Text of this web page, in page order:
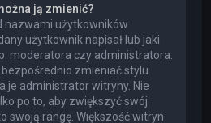
ją zmienić?
nazwami użytkowników
użytkownik napisał lub jaki
moderatora czy administratora.
zmieniać stylu
je administrator witryny. Nie
po to, aby zwiększyć swój
swoją rangę. Większość witryn